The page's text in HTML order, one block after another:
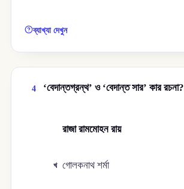
ব্যাখ্যা দেখুন
4 ‘বেদান্তগ্রন্থ’ ও ‘বেদান্ত সার’ কার রচনা?
রাজা রামমোহন রায়
খ গোলকনাথ শর্মা